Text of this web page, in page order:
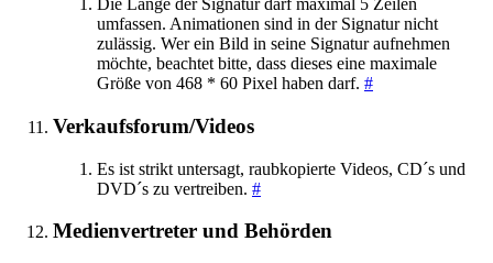
Die Länge der Signatur darf maximal 5 Zeilen
umfassen. Animationen sind in der Signatur nicht
zulässig. Wer ein Bild in seine Signatur aufnehmen
möchte, beachtet bitte, dass dieses eine maximale
Größe von 468 * 60 Pixel haben darf. #
Verkaufsforum/Videos
Es ist strikt untersagt, raubkopierte Videos, CD´s und
DVD´s zu vertreiben. #
Medienvertreter und Behörden